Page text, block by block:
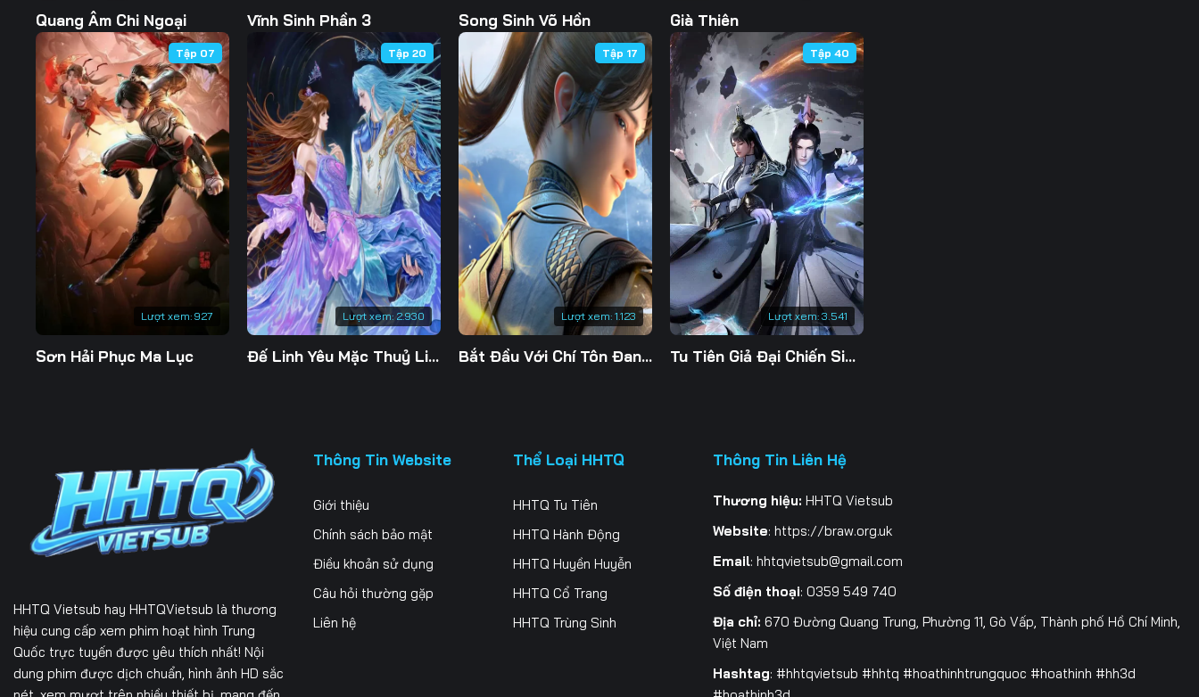
Quang Âm Chi Ngoại Vĩnh Sinh Phần 3 Song Sinh Võ Hồn Già Thiên
Lượt xem: 927
Tập 07
Sơn Hải Phục Ma Lục
Lượt xem: 2.930
Tập 20
Đế Linh Yêu Mặc Thuỷ Linh Lung
Lượt xem: 1.123
Tập 17
Bắt Đầu Với Chí Tôn Đan Điền
Lượt xem: 3.541
Tập 40
Tu Tiên Giả Đại Chiến Siêu Năng Lực 3D
HHTQ Vietsub hay HHTQVietsub là thương
hiệu cung cấp xem phim hoạt hình Trung
Quốc trực tuyến được yêu thích nhất! Nội
dung phim được dịch chuẩn, hình ảnh HD sắc
Thông Tin Website
Giới thiệu
Chính sách bảo mật
Điều khoản sử dụng
Câu hỏi thường gặp
Liên hệ
Thể Loại HHTQ
HHTQ Tu Tiên
HHTQ Hành Động
HHTQ Huyền Huyễn
HHTQ Cổ Trang
HHTQ Trùng Sinh
Thông Tin Liên Hệ
Thương hiệu: HHTQ Vietsub
Website: https://braw.org.uk
Email: hhtqvietsub@gmail.com
Số điện thoại: 0359 549 740
Địa chỉ: 670 Đường Quang Trung, Phường 11, Gò Vấp, Thành phố Hồ Chí Minh,
Việt Nam
Hashtag: #hhtqvietsub #hhtq #hoathinhtrungquoc #hoathinh #hh3d